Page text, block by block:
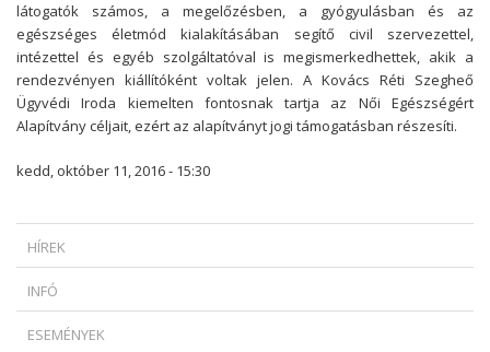
látogatók számos, a megelőzésben, a gyógyulásban és az
egészséges életmód kialakításában segítő civil szervezettel,
intézettel és egyéb szolgáltatóval is megismerkedhettek, akik a
rendezvényen kiállítóként voltak jelen. A Kovács Réti Szegheő
Ügyvédi Iroda kiemelten fontosnak tartja az Női Egészségért
Alapítvány céljait, ezért az alapítványt jogi támogatásban részesíti.
kedd, október 11, 2016 - 15:30
HÍREK
SZERZŐDÉS ESETÉN?
TÖRVÉNYSZÉKE MEGMENTETTE OBELIX HÍRNEVÉT
INFÓ
FELMONDÁST?...
ESEMÉNYEK